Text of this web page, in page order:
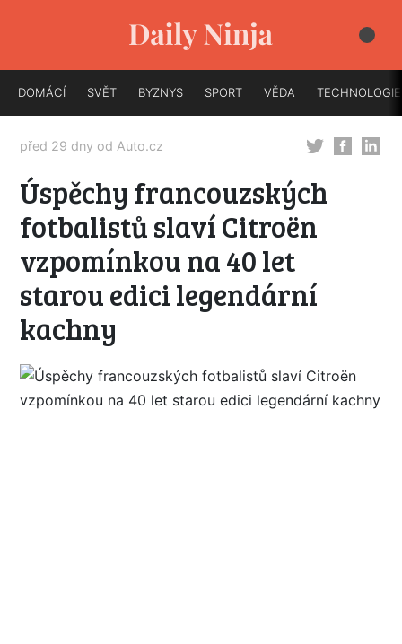
DOMÁCÍ SVĚT BYZNYS SPORT VĚDA TECHNOLOGIE
před 29 dny od Auto.cz
Úspěchy francouzských
fotbalistů slaví Citroën
vzpomínkou na 40 let
starou edici legendární
kachny